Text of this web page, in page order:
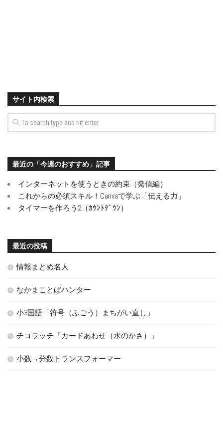
サイト内検索
最近の「今週のおすすめ」記事
インターネットを使うときの約束（発信編）
これからの必須スキル！Canvaで学ぶ「伝える力」
タイマーを作ろう2（ｶｳﾝﾄﾀﾞｳﾝ）
最近の投稿
情報まとめ名人
なかまことばハンター
小3国語「符号（ふごう）まちがい直し」
チコラッチ「カードあわせ（水のかさ）」
小数→分数トランスフォーマー